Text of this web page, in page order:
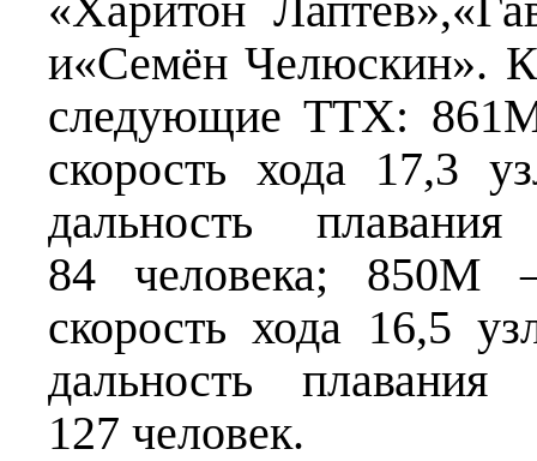
и«Семён Челюскин».
следующие ТТХ:
скорость хода 17,3
дальность
84 человека; 850М
скорость хода 16,5
дальность
127 человек.